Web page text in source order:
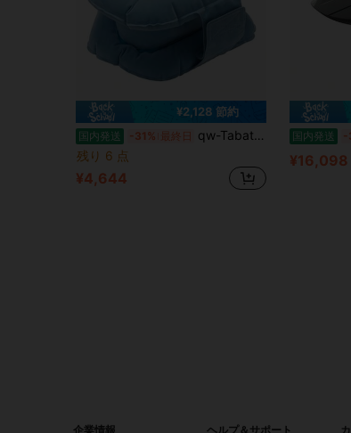
¥2,128 節約
国内発送 -31% 最終日
qw-Tabata Golf Practice Swing Training Practice Equipment Swing Practice Machine Golf Practice Supplies Ambidextrous Light Blue Triangle Sensei Fit GV0366
残り 6 点
¥4,644
国内発送 -
¥16,098
企業情報
ヘルプ＆サポート